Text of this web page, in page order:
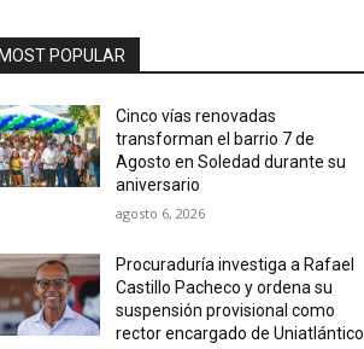
MOST POPULAR
Cinco vías renovadas
transforman el barrio 7 de
Agosto en Soledad durante su
aniversario
agosto 6, 2026
Procuraduría investiga a Rafael
Castillo Pacheco y ordena su
suspensión provisional como
rector encargado de Uniatlántico